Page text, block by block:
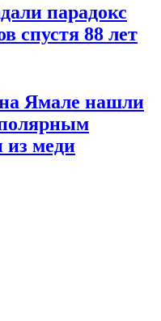
парадокс
спустя 88 лет
Ямале нашли
из меди